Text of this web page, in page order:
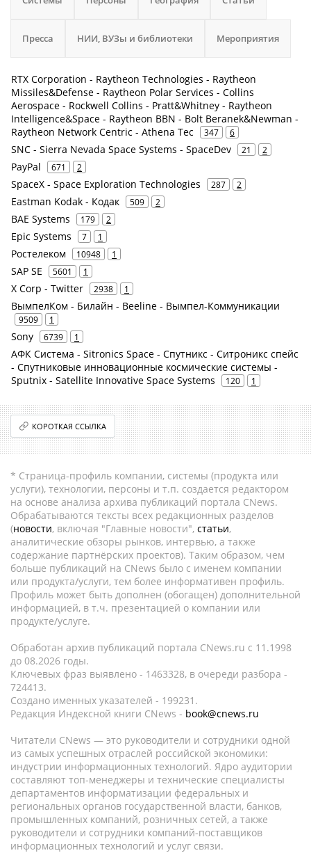
Пресса НИИ, ВУЗы и библиотеки Мероприятия
RTX Corporation - Raytheon Technologies - Raytheon
Missiles&Defense - Raytheon Polar Services - Collins
Aerospace - Rockwell Collins - Pratt&Whitney - Raytheon
Intelligence&Space - Raytheon BBN - Bolt Beranek&Newman -
Raytheon Network Centric - Athena Tec
347 6
SNC - Sierra Nevada Space Systems - SpaceDev 21 2
PayPal 671 2
SpaceX - Space Exploration Technologies 287 2
Eastman Kodak - Кодак 509 2
BAE Systems 179 2
Epic Systems 7 1
Ростелеком 10948 1
SAP SE 5601 1
X Corp - Twitter 2938 1
ВымпелКом - Билайн - Beeline - Вымпел-Коммуникации
9509 1
Sony 6739 1
АФК Система - Sitronics Space - Спутникс - Ситроникс спейс
- Спутниковые инновационные космические системы -
Sputnix - Satellite Innovative Space Systems
120 1
КОРОТКАЯ ССЫЛКА
* Страница-профиль компании, системы (продукта или
услуги), технологии, персоны и т.п. создается редактором
на основе анализа архива публикаций портала CNews.
Обрабатываются тексты всех редакционных разделов
(новости, включая "Главные новости", статьи,
аналитические обзоры рынков, интервью, а также
содержание партнёрских проектов). Таким образом, чем
больше публикаций на CNews было с именем компании
или продукта/услуги, тем более информативен профиль.
Профиль может быть дополнен (обогащен) дополнительной
информацией, в т.ч. презентацией о компании или
продукте/услуге.
Обработан архив публикаций портала CNews.ru c 11.1998
до 08.2026 годы.
Ключевых фраз выявлено - 1463328, в очереди разбора -
724413.
Создано именных указателей - 199231.
Редакция Индексной книги CNews - book@cnews.ru
Читатели CNews — это руководители и сотрудники одной
из самых успешных отраслей российской экономики:
индустрии информационных технологий. Ядро аудитории
составляют топ-менеджеры и технические специалисты
департаментов информатизации федеральных и
региональных органов государственной власти, банков,
промышленных компаний, розничных сетей, а также
руководители и сотрудники компаний-поставщиков
информационных технологий и услуг связи.